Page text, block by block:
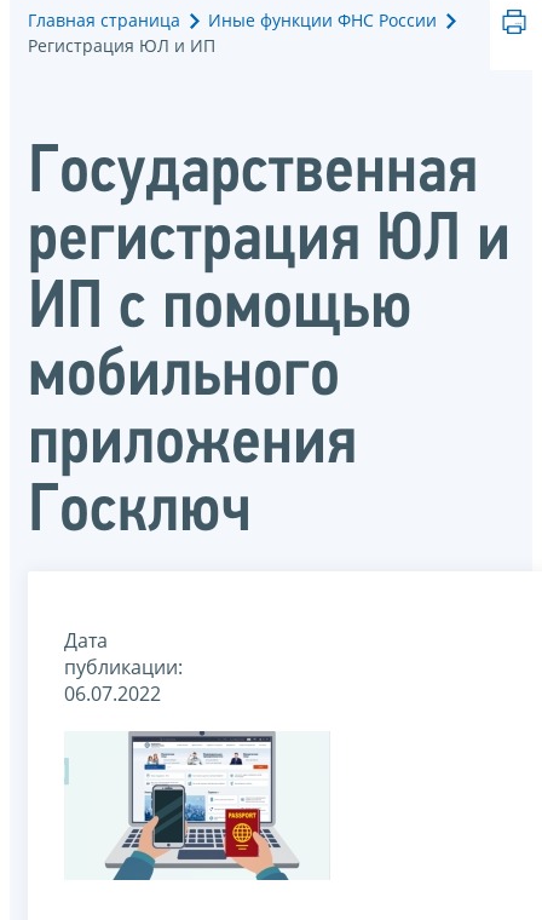
Главная страница
Иные функции ФНС России
Регистрация ЮЛ и ИП
Государственная
регистрация ЮЛ и
ИП с помощью
мобильного
приложения
Госключ
Дата
публикации:
06.07.2022